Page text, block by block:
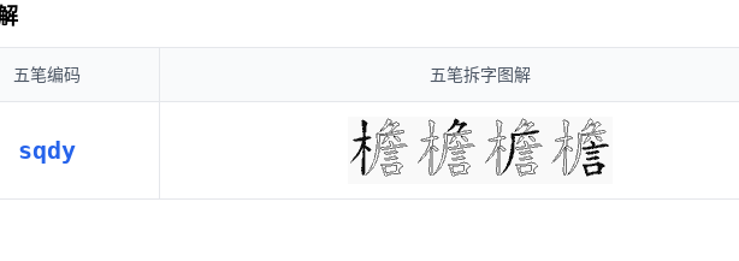
五笔编码 五笔拆字图解
sqdy